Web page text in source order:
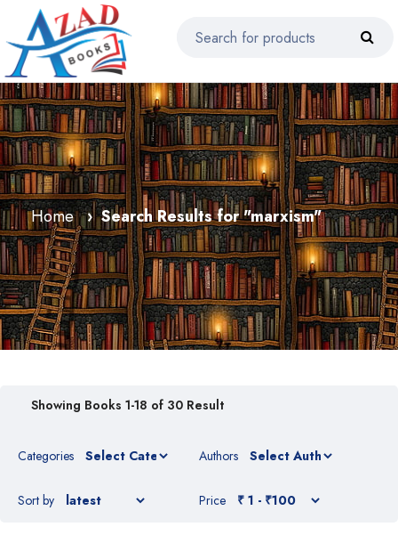
Home Search Results for "marxism"
Showing Books 1-18 of 30 Result
Categories Authors
Sort by Price